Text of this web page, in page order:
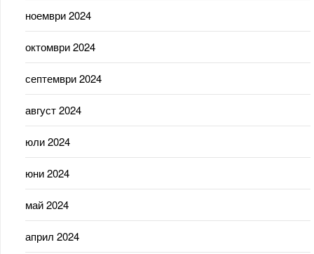
ноември 2024
октомври 2024
септември 2024
август 2024
юли 2024
юни 2024
май 2024
април 2024